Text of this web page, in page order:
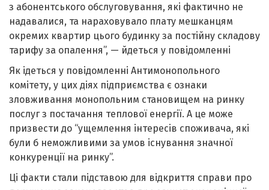
з абонентського обслуговування, які фактично не
надавалися, та нараховувало плату мешканцям
окремих квартир цього будинку за постійну складову
тарифу за опалення”, — йдеться у повідомленні
Як ідеться у повідомленні Антимонопольного
комітету, у цих діях підприємства є ознаки
зловживання монопольним становищем на ринку
послуг з постачання теплової енергії. А це може
призвести до “ущемлення інтересів споживача, які
були б неможливими за умов існування значної
конкуренції на ринку”.
Ці факти стали підставою для відкриття справи про